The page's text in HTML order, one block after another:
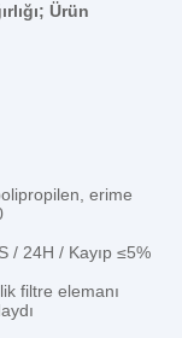
Ürün
erime
/ 24H / Kayıp ≤5%
filtre elemanı